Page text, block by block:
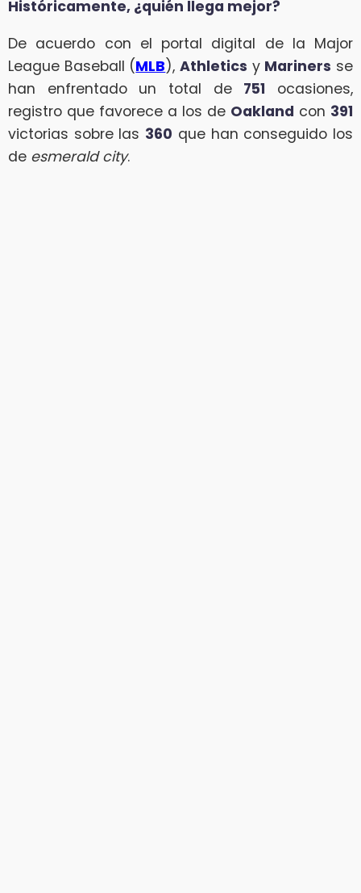
Históricamente, ¿quién llega mejor?
De acuerdo con el portal digital de la Major
League Baseball (MLB),Athletics y Mariners se
han enfrentado un total de 751 ocasiones,
registro que favorece a los de Oakland con 391
victorias sobre las 360 que han conseguido los
de esmerald city.